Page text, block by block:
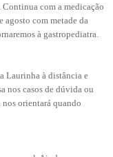
com a medicação
agosto com metade da
à gastropediatra.
Laurinha à distância e
nos casos de dúvida ou
orientará quando